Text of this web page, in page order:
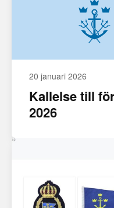
20 januari 2026
Kallelse till
2026